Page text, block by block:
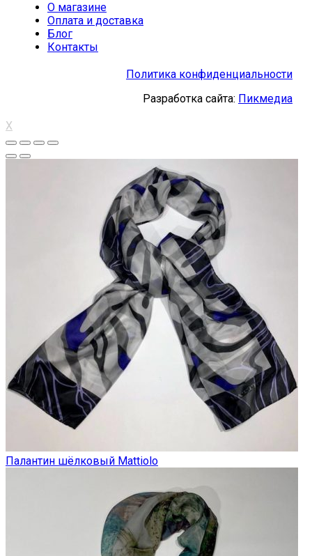
О магазине
Оплата и доставка
Блог
Контакты
Политика конфиденциальности
Разработка сайта: Пикмедиа
X
Палантин шёлковый Mattiolo